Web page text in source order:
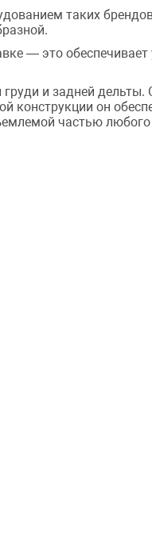
таких
— это обеспечивает
и задней дельты.
конструкции он
частью